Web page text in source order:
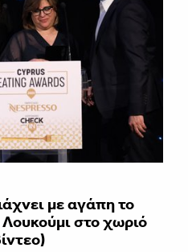
με αγάπη το
στο χωριό